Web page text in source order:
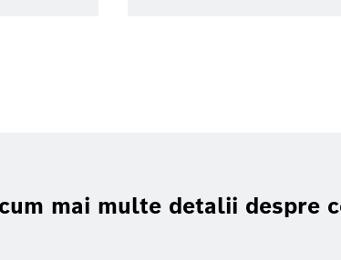
mai multe detalii despre